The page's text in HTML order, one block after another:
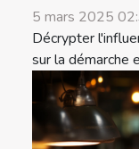
5 mars 2025
Décrypter
sur la démarche